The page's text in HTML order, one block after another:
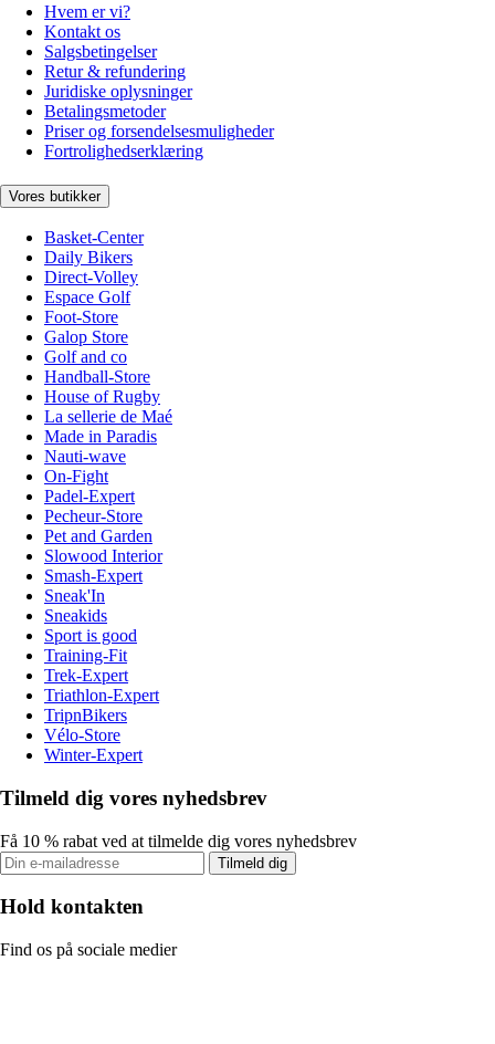
Hvem er vi?
Kontakt os
Salgsbetingelser
Retur & refundering
Juridiske oplysninger
Betalingsmetoder
Priser og forsendelsesmuligheder
Fortrolighedserklæring
Vores butikker
Basket-Center
Daily Bikers
Direct-Volley
Espace Golf
Foot-Store
Galop Store
Golf and co
Handball-Store
House of Rugby
La sellerie de Maé
Made in Paradis
Nauti-wave
On-Fight
Padel-Expert
Pecheur-Store
Pet and Garden
Slowood Interior
Smash-Expert
Sneak'In
Sneakids
Sport is good
Training-Fit
Trek-Expert
Triathlon-Expert
TripnBikers
Vélo-Store
Winter-Expert
Tilmeld dig vores nyhedsbrev
Få 10 % rabat ved at tilmelde dig vores nyhedsbrev
Tilmeld dig
Hold kontakten
Find os på sociale medier